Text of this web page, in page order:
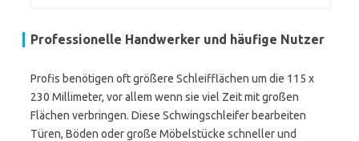
Professionelle Handwerker und häufige Nutzer
Profis benötigen oft größere Schleifflächen um die 115 x
230 Millimeter, vor allem wenn sie viel Zeit mit großen
Flächen verbringen. Diese Schwingschleifer bearbeiten
Türen, Böden oder große Möbelstücke schneller und